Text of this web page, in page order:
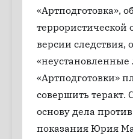
«Артподготовка»,
террористической
версии следствия,
«неустановленные
«Артподготовки»
совершить теракт.
основу дела
показания Юрия